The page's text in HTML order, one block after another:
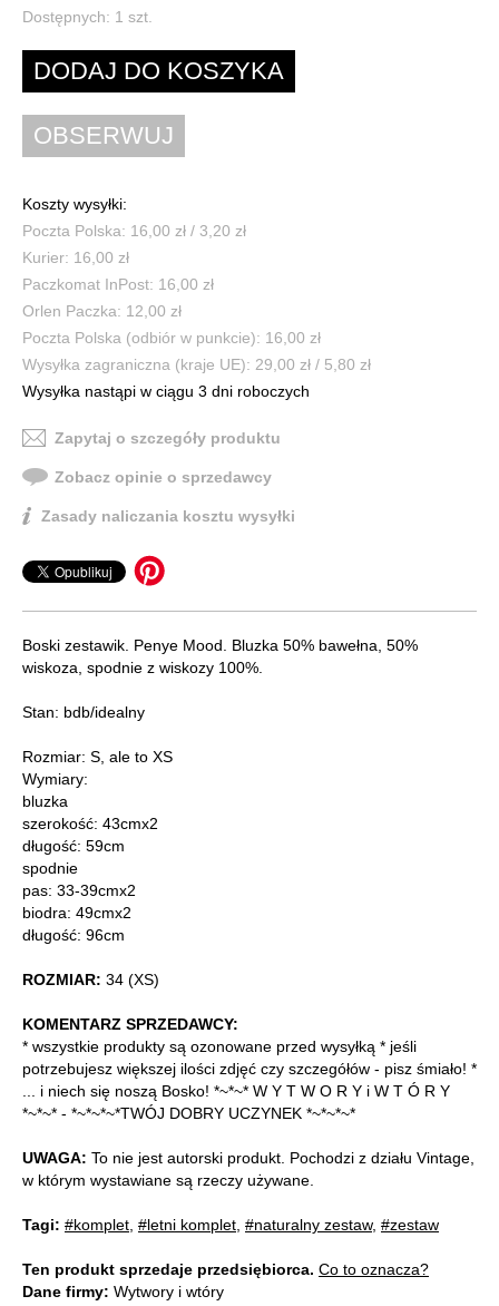
Dostępnych: 1 szt.
Koszty wysyłki:
Poczta Polska: 16,00 zł / 3,20 zł
Kurier: 16,00 zł
Paczkomat InPost: 16,00 zł
Orlen Paczka: 12,00 zł
Poczta Polska (odbiór w punkcie): 16,00 zł
Wysyłka zagraniczna (kraje UE): 29,00 zł / 5,80 zł
Wysyłka nastąpi w ciągu 3 dni roboczych
Zapytaj o szczegóły produktu
Zobacz opinie o sprzedawcy
Zasady naliczania kosztu wysyłki
Boski zestawik. Penye Mood. Bluzka 50% bawełna, 50%
wiskoza, spodnie z wiskozy 100%.
Stan: bdb/idealny
Rozmiar: S, ale to XS
Wymiary:
bluzka
szerokość: 43cmx2
długość: 59cm
spodnie
pas: 33-39cmx2
biodra: 49cmx2
długość: 96cm
ROZMIAR: 34 (XS)
KOMENTARZ SPRZEDAWCY:
* wszystkie produkty są ozonowane przed wysyłką * jeśli
potrzebujesz większej ilości zdjęć czy szczegółów - pisz śmiało! *
... i niech się noszą Bosko! *~*~* W Y T W O R Y i W T Ó R Y
*~*~* - *~*~*~*TWÓJ DOBRY UCZYNEK *~*~*~*
UWAGA: To nie jest autorski produkt. Pochodzi z działu Vintage,
w którym wystawiane są rzeczy używane.
Tagi: #komplet #letni komplet #naturalny zestaw, #zestaw
Ten produkt sprzedaje przedsiębiorca. Co to oznacza?
Dane firmy: Wytwory i wtóry